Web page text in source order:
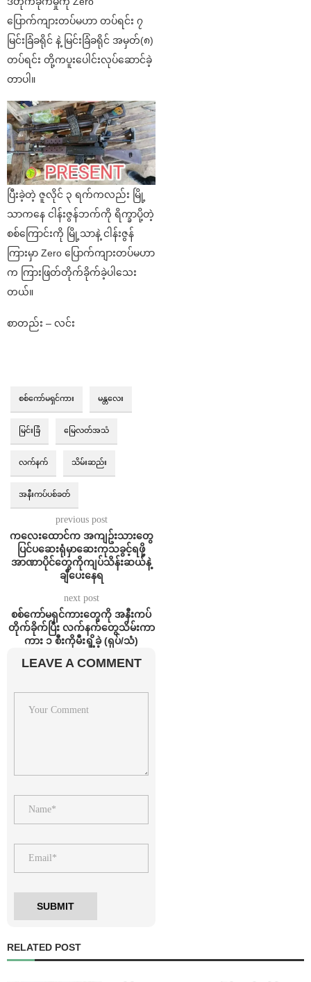
ပြောက်ကျားတပ်မဟာ တပ်ရင်း ၇
မြင်းခြံခရိုင် နဲ့ မြင်းခြံခရိုင် အမှတ်(၈)
တပ်ရင်း တို့ကပူးပေါင်းလုပ်ဆောင်ခဲ့
တာပါ။
ပြီးခဲ့တဲ့ ဇူလိုင် ၃ ရက်ကလည်း မြို့
သာကနေ ငါန်းဇွန်ဘက်ကို ရိက္ခာပို့တဲ့
စစ်ကြောင်းကို မြို့သာနဲ့ ငါန်းဇွန်
ကြားမှာ Zero ပြောက်ကျားတပ်မဟာ
က ကြားဖြတ်တိုက်ခိုက်ခဲ့ပါသေး
တယ်။
စာတည်း – လင်း
စစ်ကော်မရှင်ကား မန္တလေး
မြင်းခြံ မြေလတ်အသံ
လက်နက် သိမ်းဆည်း
အနီးကပ်ပစ်ခတ်
previous post
ကလေးထောင်က အကျဥ်းသားတွေ
ပြင်ပဆေးရုံမှာဆေးကုသခွင့်ရဖို့
အာဏာပိုင်တွေကိုကျပ်သိန်းဆယ်နဲ့
ချီပေးနေရ
next post
စစ်ကော်မရှင်ကားတွေကို အနီးကပ်
တိုက်ခိုက်ပြီး လက်နက်တွေသိမ်းကာ
ကား ၁ စီးကိုမီးရှို့ခဲ့ (ရုပ်/သံ)
LEAVE A COMMENT
RELATED POST